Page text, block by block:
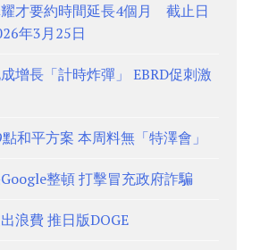
才要約時間延長4個月 截止日
年3月25日
增長「計時炸彈」 EBRD促刺激
和平方案 本周料無「特澤會」
整頓 打擊冒充政府詐騙
浪費 推日版DOGE